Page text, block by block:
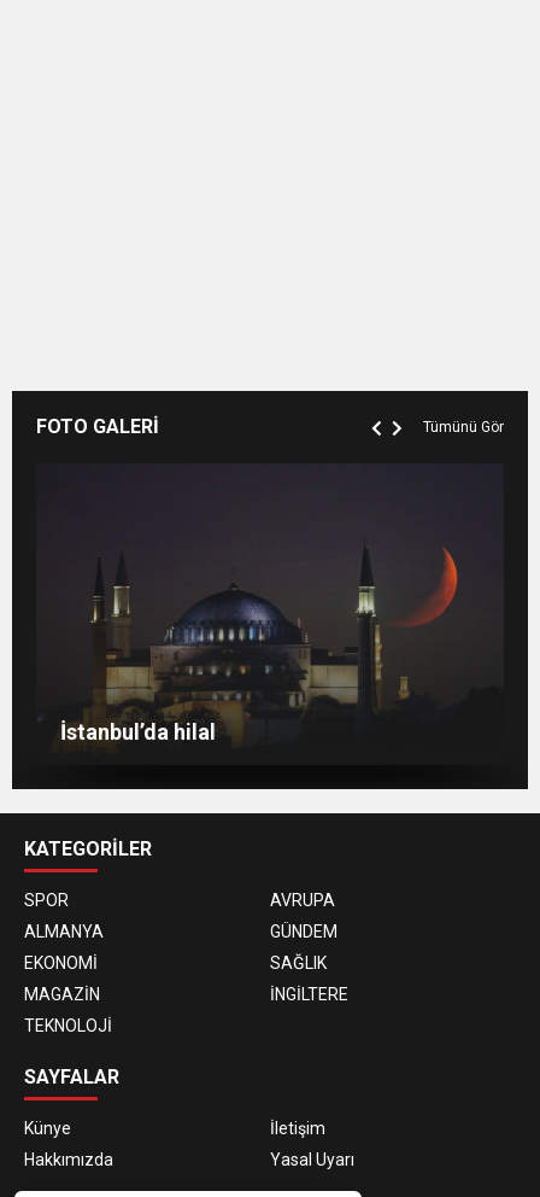
FOTO GALERİ Tümünü Gör
Venedik eski günlerini arıyor
İstanbul’da hilal
Berlin’de 8 Mart Dünya Kadınlar Günü
gösterisi
KATEGORİLER
SPOR
AVRUPA
ALMANYA
GÜNDEM
EKONOMİ
SAĞLIK
MAGAZİN
İNGİLTERE
TEKNOLOJİ
SAYFALAR
Künye
İletişim
Hakkımızda
Yasal Uyarı